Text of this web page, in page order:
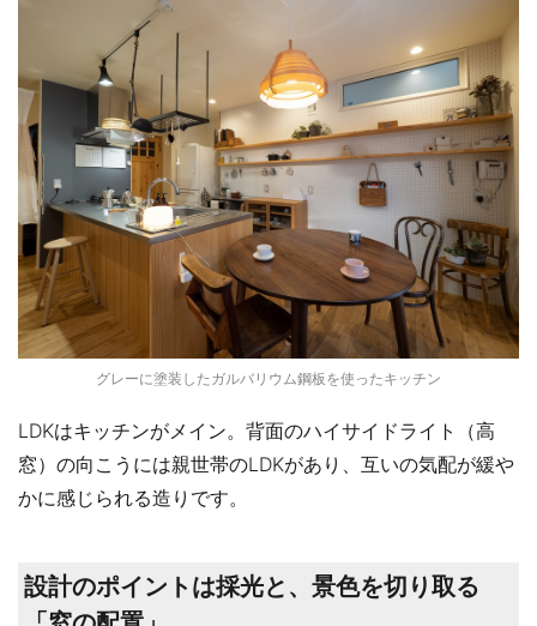
グレーに塗装したガルバリウム鋼板を使ったキッチン
LDKはキッチンがメイン。背面のハイサイドライト（高
窓）の向こうには親世帯のLDKがあり、互いの気配が緩や
かに感じられる造りです。
設計のポイントは採光と、景色を切り取る